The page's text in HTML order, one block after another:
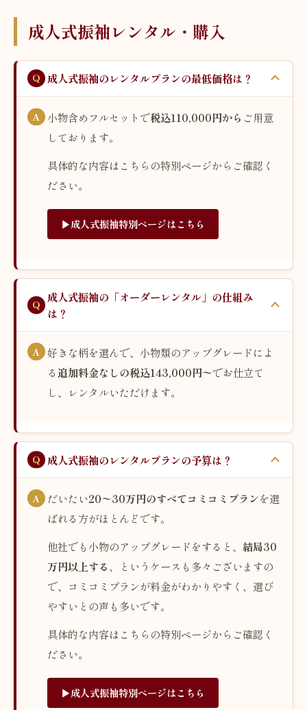
成人式振袖レンタル・購入
成人式振袖のレンタルプランの最低価格は？
小物含めフルセットで税込110,000円から ご用意
しております。
具体的な内容はこちらの特別ページからご確認く
ださい。
▶︎成人式振袖特別ページはこちら
成人式振袖の「オーダーレンタル」の仕組み
は？
好きな柄を選んで、小物類のアップグレードによ
る追加料金なしの税込143,000円〜でお仕立て
し、レンタルいただけます。
成人式振袖のレンタルプランの予算は？
だいたい20〜30万円のすべてコミコミプランを選
ばれる方がほとんどです。
他社でも小物のアップグレードをすると、 結局30
万円以上する、というケースも多々ございますの
で、コミコミプランが料金がわかりやすく、選び
やすいとの声も多いです。
具体的な内容はこちらの特別ページからご確認く
ださい。
▶︎成人式振袖特別ページはこちら